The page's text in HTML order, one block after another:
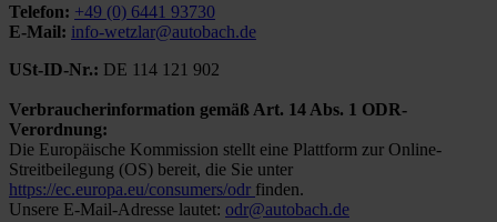
Telefon: +49 (0) 6441 93730
E-Mail: info-wetzlar@autobach.de
USt-ID-Nr.: DE 114 121 902
Verbraucherinformation gemäß Art. 14 Abs. 1 ODR-
Verordnung:
Die Europäische Kommission stellt eine Plattform zur Online-
Streitbeilegung (OS) bereit, die Sie unter
https://ec.europa.eu/consumers/odr finden.
Unsere E-Mail-Adresse lautet: odr@autobach.de